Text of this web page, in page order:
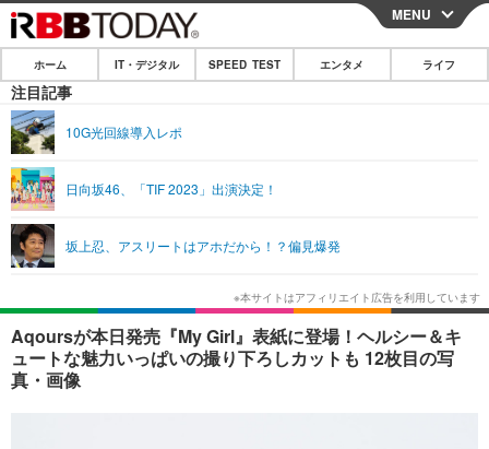
CLOSE
ホーム
IT・デジタル
ショッピング
SPEED TEST
エンタメ
エンタメTOP 映画・ドラマ
韓国・芸能
音楽 スポーツ
ライフ
ライフTOP グルメ
ペット ショッピング
リリース一覧
プッシュ通知の停止方法
MENU
ホーム IT・デジタル SPEED TEST エンタメ ライフ
注目記事
10G光回線導入レポ
日向坂46、「TIF 2023」出演決定！
坂上忍、アスリートはアホだから！？偏見爆発
Aqoursが本日発売『My Girl』表紙に登場！ヘルシー＆キ
ュートな魅力いっぱいの撮り下ろしカットも 12枚目の写
真・画像